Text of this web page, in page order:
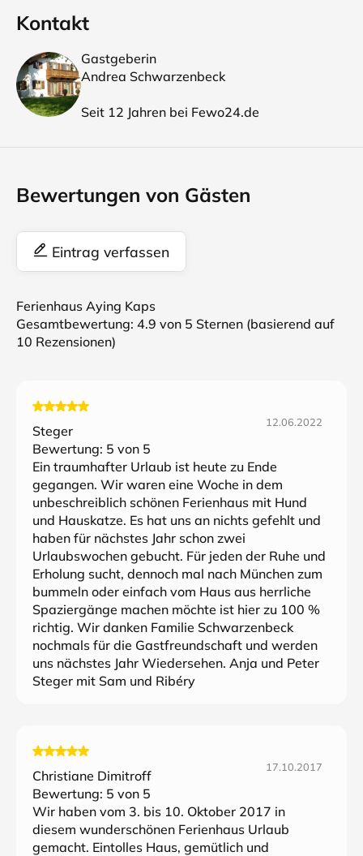
Kontakt
Gastgeberin
Andrea Schwarzenbeck
Seit 12 Jahren bei Fewo24.de
Bewertungen von Gästen
Eintrag verfassen
Ferienhaus Aying Kaps
Gesamtbewertung: 4.9 von 5 Sternen (basierend auf
10 Rezensionen)
Steger
12.06.2022
Bewertung: 5 von 5
Ein traumhafter Urlaub ist heute zu Ende
gegangen. Wir waren eine Woche in dem
unbeschreiblich schönen Ferienhaus mit Hund
und Hauskatze. Es hat uns an nichts gefehlt und
haben für nächstes Jahr schon zwei
Urlaubswochen gebucht. Für jeden der Ruhe und
Erholung sucht, dennoch mal nach München zum
bummeln oder einfach vom Haus aus herrliche
Spaziergänge machen möchte ist hier zu 100 %
richtig. Wir danken Familie Schwarzenbeck
nochmals für die Gastfreundschaft und werden
uns nächstes Jahr Wiedersehen. Anja und Peter
Steger mit Sam und Ribéry
Christiane Dimitroff
17.10.2017
Bewertung: 5 von 5
Wir haben vom 3. bis 10. Oktober 2017 in
diesem wunderschönen Ferienhaus Urlaub
gemacht. Eintolles Haus, gemütlich und